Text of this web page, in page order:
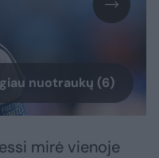
nuotraukų (6)
mirė vienoje